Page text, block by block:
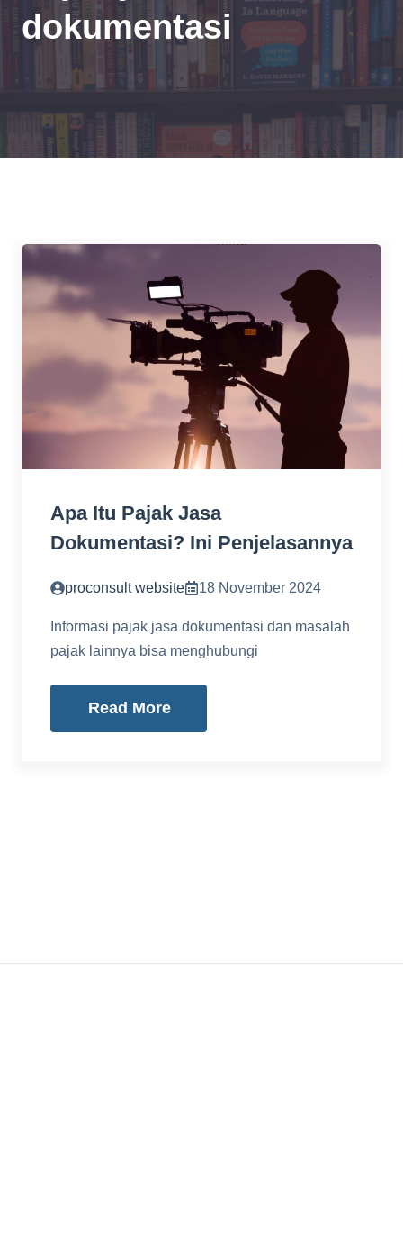
dokumentasi
Apa Itu Pajak Jasa
Dokumentasi? Ini Penjelasannya
proconsult website 18 November 2024
Informasi pajak jasa dokumentasi dan masalah
pajak lainnya bisa menghubungi
Read More